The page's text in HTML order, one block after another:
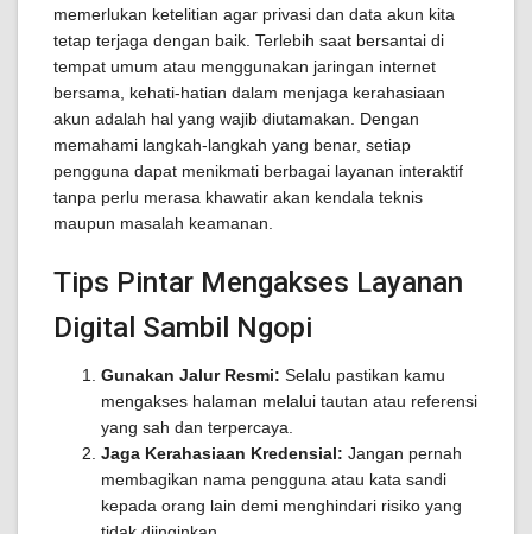
memerlukan ketelitian agar privasi dan data akun kita
tetap terjaga dengan baik. Terlebih saat bersantai di
tempat umum atau menggunakan jaringan internet
bersama, kehati-hatian dalam menjaga kerahasiaan
akun adalah hal yang wajib diutamakan. Dengan
memahami langkah-langkah yang benar, setiap
pengguna dapat menikmati berbagai layanan interaktif
tanpa perlu merasa khawatir akan kendala teknis
maupun masalah keamanan.
Tips Pintar Mengakses Layanan
Digital Sambil Ngopi
Gunakan Jalur Resmi: Selalu pastikan kamu
mengakses halaman melalui tautan atau referensi
yang sah dan terpercaya.
Jaga Kerahasiaan Kredensial: Jangan pernah
membagikan nama pengguna atau kata sandi
kepada orang lain demi menghindari risiko yang